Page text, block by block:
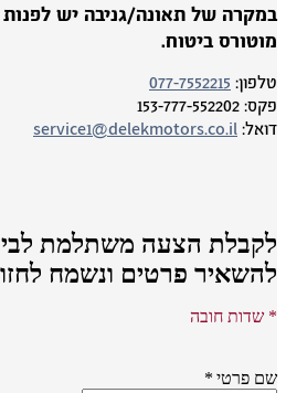
של תאונה/גניבה יש לפנות
ביטוח.
077-7552215
153-777-552202
service1@delekmotors.co.il
הצעה משתלמת
פרטים ונשמח
חובה
פרטי*